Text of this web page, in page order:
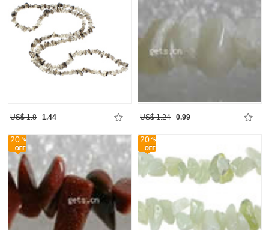
US$ 1.8 1.44 US$ 1.24 0.99
20 20